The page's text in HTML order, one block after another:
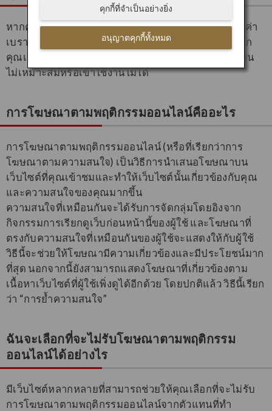
หากคุณไม่ต้องการยอมรับคุกกี้ คุณสามารถปรับการตั้งค่า
เบราว์เซอร์ของคุณเพื่อปฏิเสธคุกกี้ได้ โปรดทราบว่าหาก
คุณเลือกที่จะปฏิเสธคุกกี้ บางส่วนของเว็บไซต์อาจทำงาน
ไม่เหมาะสมหรือเข้าใช้งานไม่ได้
การโฆษณาตามพฤติกรรมออนไลน์คืออะไร
การโฆษณาตามพฤติกรรมออนไลน์ (หรือที่เรียกว่าการ
โฆษณาตามความสนใจ) เป็นวิธีการนำเสนอโฆษณาบน
เว็บไซต์ที่คุณเข้าชมและทำให้เว็บไซต์นั้นเกี่ยวข้องกับคุณ
และความสนใจของคุณมากขึ้น
ความสนใจที่เหมือนกันจะได้รับการจัดกลุ่มโดยอิงจาก
กิจกรรมการเรียกดูเว็บก่อนหน้านี้ของผู้ใช้ และโฆษณาที่
ตรงกับความสนใจที่เหมือนกันของผู้ใช้จะแสดงให้กับผู้ใช้
วิธีนี้จะช่วยให้โฆษณามีความเกี่ยวข้องและมีประโยชน์มาก
ที่สุด นอกจากนี้ยังสามารถแสดงโฆษณาที่เกี่ยวข้องตาม
เนื้อหาเว็บไซต์ที่ผู้ใช้เพิ่งดูได้อีกด้วย โดยปกติแล้ว วิธีนี้เรียก
ว่า “การย้ำความสนใจ”
ฉันจะเลือกที่จะไม่รับโฆษณาตามพฤติกรรม
ออนไลน์ได้อย่างไร
มีเว็บไซต์หลากหลายที่สามารถช่วยให้คุณเลือกที่จะไม่รับ
การโฆษณาตามพฤติกรรมออนไลน์จากตัวแทนที่ทำ
อนุญาตคุกกี้ทั้งหมด
คุกกี้ที่จำเป็นอย่างยิ่ง